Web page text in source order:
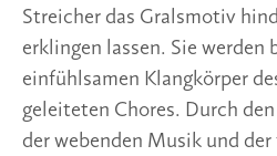
Streicher das Gralsmotiv
erklingen lassen. Sie werden
einfühlsamen Klangkörper
geleiteten Chores. Durch
der webenden Musik und